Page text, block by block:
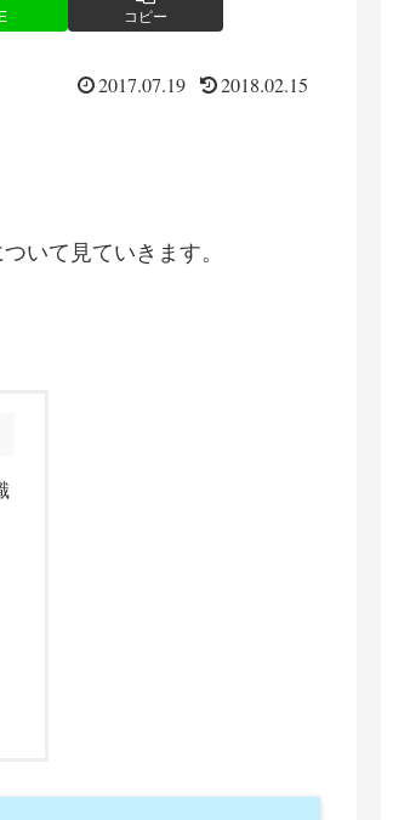
コピー
2017.07.19 2018.02.15
いて見ていきます。